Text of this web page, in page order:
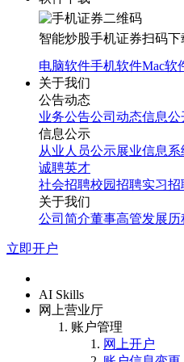
智能炒股手机证券扫码下
电脑软件手机软件Mac软
关于我们
公告动态
业务公告公司动态信息公
信息公示
从业人员公示展业信息系
诚聘英才
社会招聘校园招聘实习招
关于我们
公司简介董事高管发展历
立即开户
AI Skills
网上营业厅
账户管理
网上开户